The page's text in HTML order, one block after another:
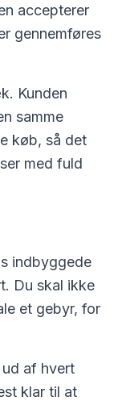
accepterer
gennemføres
Kunden
samme
køb, så det
med fuld
indbyggede
Du skal ikke
et gebyr, for
ud af hvert
klar til at